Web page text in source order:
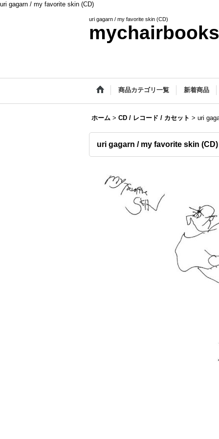
uri gagarn / my favorite skin (CD)
uri gagarn / my favorite skin (CD)
mychairbooks
商品カテゴリ一覧 新着商品
ホーム > CD / レコード / カセット > uri
uri gagarn / my favorite skin (CD)